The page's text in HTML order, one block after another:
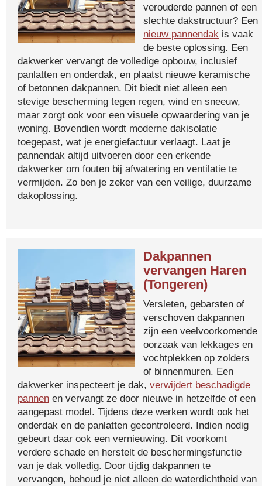
verouderde pannen of een
slechte dakstructuur? Een
nieuw pannendak is vaak
de beste oplossing. Een
dakwerker vervangt de volledige opbouw, inclusief
panlatten en onderdak, en plaatst nieuwe keramische
of betonnen dakpannen. Dit biedt niet alleen een
stevige bescherming tegen regen, wind en sneeuw,
maar zorgt ook voor een visuele opwaardering van je
woning. Bovendien wordt moderne dakisolatie
toegepast, wat je energiefactuur verlaagt. Laat je
pannendak altijd uitvoeren door een erkende
dakwerker om fouten bij afwatering en ventilatie te
vermijden. Zo ben je zeker van een veilige, duurzame
dakoplossing.
Dakpannen
vervangen Haren
(Tongeren)
Versleten, gebarsten of
verschoven dakpannen
zijn een veelvoorkomende
oorzaak van lekkages en
vochtplekken op zolders
of binnenmuren. Een
dakwerker inspecteert je dak, verwijdert beschadigde
pannen en vervangt ze door nieuwe in hetzelfde of een
aangepast model. Tijdens deze werken wordt ook het
onderdak en de panlatten gecontroleerd. Indien nodig
gebeurt daar ook een vernieuwing. Dit voorkomt
verdere schade en herstelt de beschermingsfunctie
van je dak volledig. Door tijdig dakpannen te
vervangen, behoud je niet alleen de waterdichtheid van